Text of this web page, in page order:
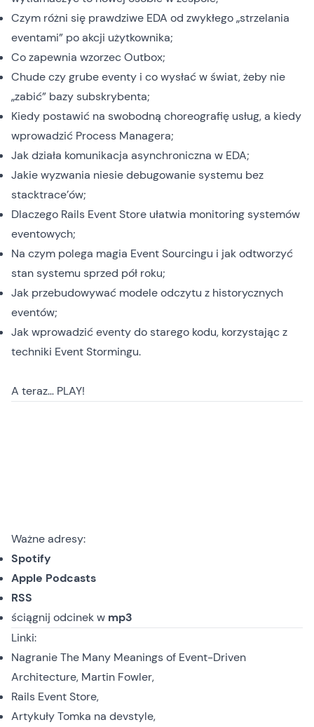
Czym różni się prawdziwe EDA od zwykłego „strzelania
eventami” po akcji użytkownika;
Co zapewnia wzorzec Outbox;
Chude czy grube eventy i co wysłać w świat, żeby nie
„zabić” bazy subskrybenta;
Kiedy postawić na swobodną choreografię usług, a kiedy
wprowadzić Process Managera;
Jak działa komunikacja asynchroniczna w EDA;
Jakie wyzwania niesie debugowanie systemu bez
stacktrace’ów;
Dlaczego Rails Event Store ułatwia monitoring systemów
eventowych;
Na czym polega magia Event Sourcingu i jak odtworzyć
stan systemu sprzed pół roku;
Jak przebudowywać modele odczytu z historycznych
eventów;
Jak wprowadzić eventy do starego kodu, korzystając z
techniki Event Stormingu.
A teraz… PLAY!
Ważne adresy:
Spotify
Apple Podcasts
RSS
ściągnij odcinekw mp3
Linki:
NagranieThe Many Meanings of Event-Driven
Architecture, Martin Fowler,
Rails Event Store,
Artykuły Tomka na devstyle,